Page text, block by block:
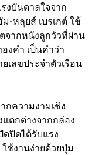
งบันดาลใจจาก
-หลุยส์ เบรเกต์ ใช้
จากหนังลูกวัวที่ผ่าน
งคํา เป็นคําว่า
ยเลขประจําตัวเรือน
ความงามเชิง
ตกต่างจากกล่อง
ดปิดได้รับแรง
ช้งานง่ายด้วยปุ่ม